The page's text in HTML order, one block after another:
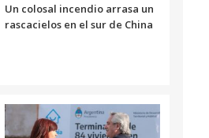
Un colosal incendio arrasa un
rascacielos en el sur de China